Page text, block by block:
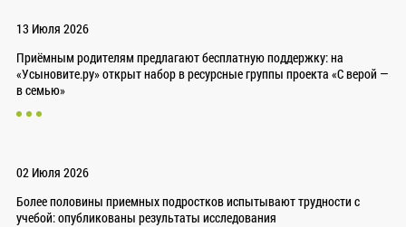
13 Июля 2026
Приёмным родителям предлагают бесплатную поддержку: на
«Усыновите.ру» открыт набор в ресурсные группы проекта «С верой —
в семью»
02 Июля 2026
Более половины приемных подростков испытывают трудности с
учебой: опубликованы результаты исследования